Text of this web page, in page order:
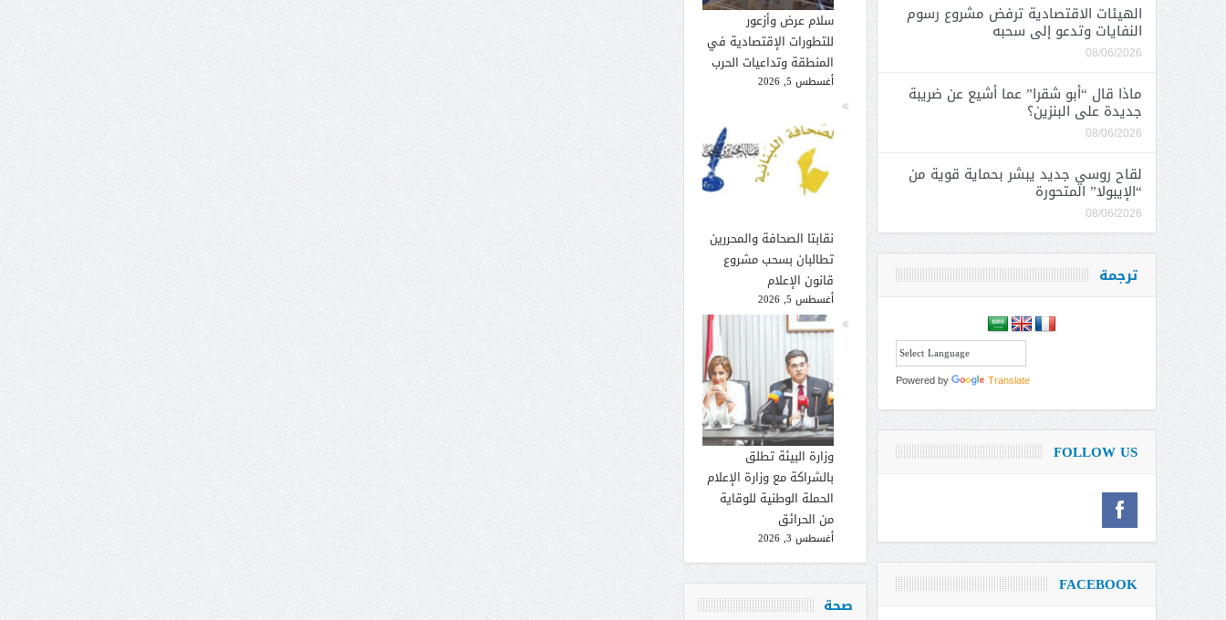
سلام عرض وأزعور
للتطورات الإقتصادية في
المنطقة وتداعيات الحرب
أغسطس 5, 2026
نقابتا الصحافة والمحررين
تطالبان بسحب مشروع
قانون الإعلام
أغسطس 5, 2026
وزارة البيئة تطلق
بالشراكة مع وزارة الإعلام
الحملة الوطنية للوقاية
من الحرائق
أغسطس 3, 2026
صحة
الهيئات الاقتصادية ترفض مشروع رسوم
النفايات وتدعو إلى سحبه
08/06/2026
ماذا قال “أبو شقرا” عما أشيع عن ضريبة
جديدة على البنزين؟
08/06/2026
لقاح روسي جديد يبشر بحماية قوية من
“الإيبولا” المتحورة
08/06/2026
ترجمة
Powered by Translate
FOLLOW US
FACEBOOK